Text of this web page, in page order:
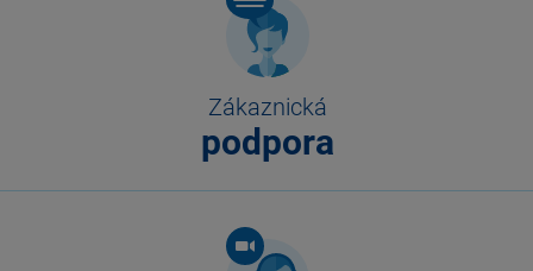
Zákaznická
podpora